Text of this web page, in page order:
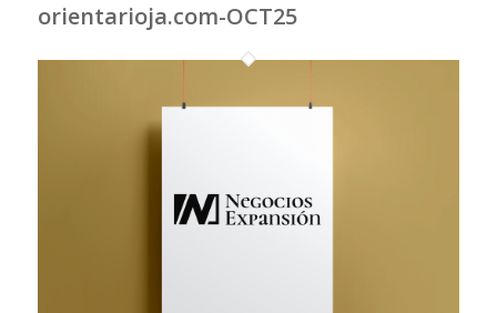
orientarioja.com-OCT25